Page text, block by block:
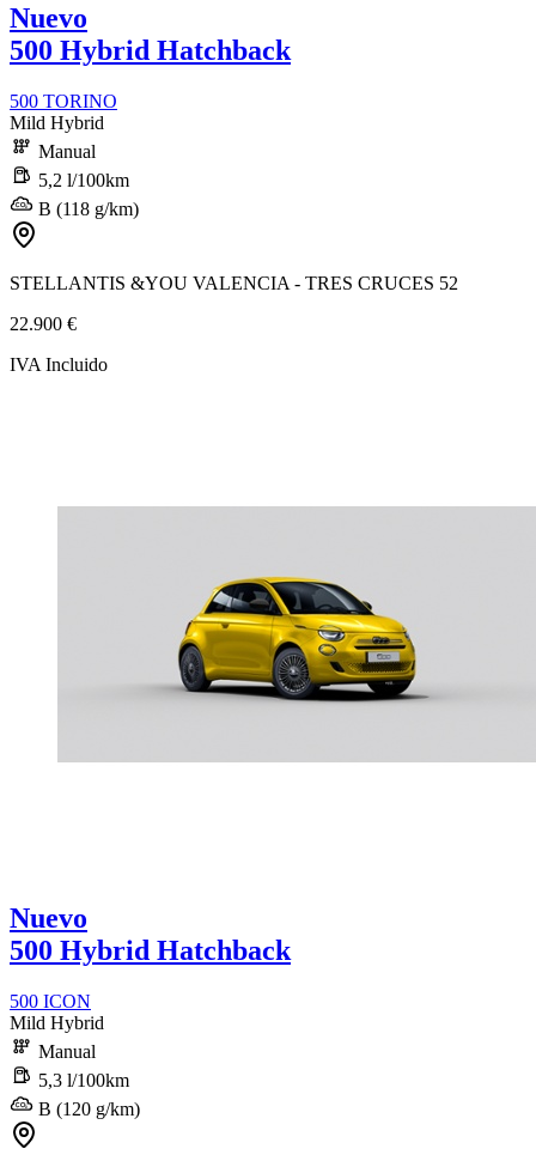
Nuevo
500 Hybrid Hatchback
500 TORINO
Mild Hybrid
Manual
5,2 l/100km
B (118 g/km)
STELLANTIS &YOU VALENCIA - TRES CRUCES 52
22.900 €
IVA Incluido
Nuevo
500 Hybrid Hatchback
500 ICON
Mild Hybrid
Manual
5,3 l/100km
B (120 g/km)